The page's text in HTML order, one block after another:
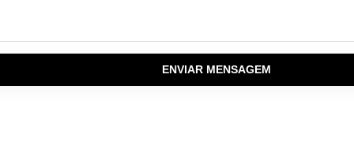
ENVIAR MENSAGEM